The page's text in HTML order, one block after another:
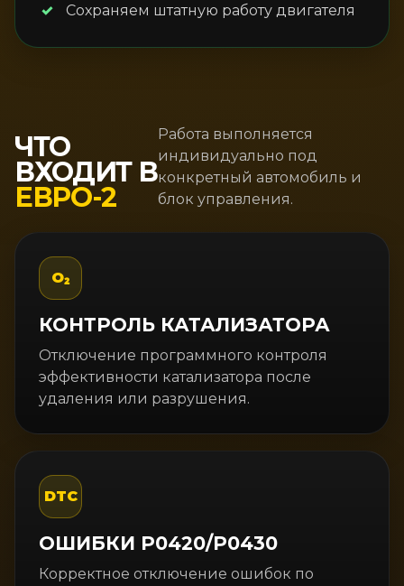
Сохраняем штатную работу двигателя
ЧТО
ВХОДИТ В
ЕВРО-2
Работа выполняется
индивидуально под
конкретный автомобиль и
блок управления.
O₂
КОНТРОЛЬ КАТАЛИЗАТОРА
Отключение программного контроля
эффективности катализатора после
удаления или разрушения.
DTC
ОШИБКИ P0420/P0430
Корректное отключение ошибок по